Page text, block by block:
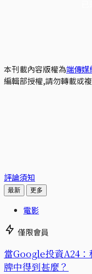
本刊載內容版權為端傳媒
編輯部授權,請勿轉載或
評論須知
最新 更多
電影
僅限會員
當Google投資A24
牌中得到甚麼？